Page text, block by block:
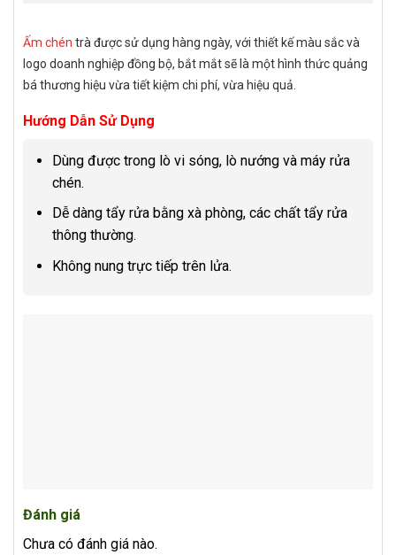
Ấm chén trà được sử dụng hàng ngày, với thiết kế màu sắc và
logo doanh nghiệp đồng bộ, bắt mắt sẽ là một hình thức quảng
bá thương hiệu vừa tiết kiệm chi phí, vừa hiệu quả.
Hướng Dẫn Sử Dụng
Dùng được trong lò vi sóng, lò nướng và máy rửa
chén.
Dễ dàng tẩy rửa bằng xà phòng, các chất tẩy rửa
thông thường.
Không nung trực tiếp trên lửa.
Đánh giá
Chưa có đánh giá nào.